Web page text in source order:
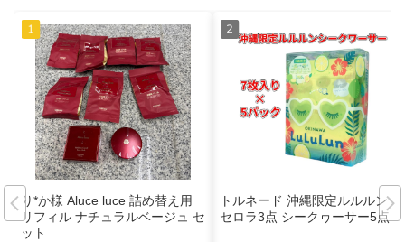
り*か様 Aluce luce 詰め替え用
リフィル ナチュラルベージュ セ
ット
トルネード 沖縄限定ルルルン ア
セロラ3点 シークヮーサー5点